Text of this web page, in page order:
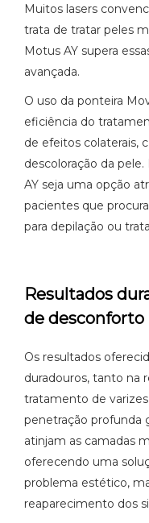
Muitos lasers
trata de tratar peles
Motus AY supera
avançada.
O uso da ponteira
eficiência do
de efeitos colaterais,
descoloração da
AY seja uma opção
pacientes que
para depilação ou
Resultados
de desconforto
Os resultados
duradouros, tanto na
tratamento de
penetração profunda
atinjam as camadas
oferecendo uma
problema estético,
reaparecimento dos